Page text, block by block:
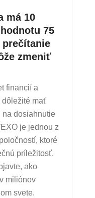
má 10
75
prečítanie
zmeniť
financií a
dôležité mať
na dosiahnutie
je jednou z
ktoré
príležitosť.
ako
miliónov
svete.